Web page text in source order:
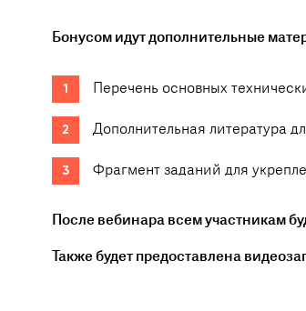
Бонусом идут дополнительные
Перечень основных
Дополнительная литература
Фрагмент заданий для
После вебинара всем участникам
Также будет предоставлена